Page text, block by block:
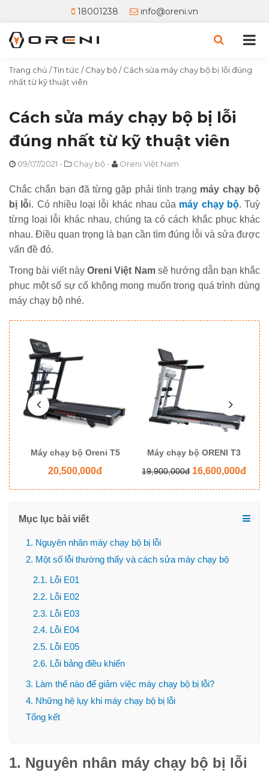
18001238 info@oreni.vn
Trang chủ /Tin tức /Chạy bộ/Cách sửa máy chạy bộ bị lỗi đúng
nhất từ kỹ thuật viên
Cách sửa máy chạy bộ bị lỗi
đúng nhất từ kỹ thuật viên
09/07/2021 - Chạy bộ - Oreni Việt Nam
Chắc chắn bạn đã từng gặp phải tình trạng máy chạy bộ
bị lỗi. Có nhiều loại lỗi khác nhau của máy chạy bộ. Tuỳ
từng loại lỗi khác nhau, chúng ta có cách khắc phục khác
nhau. Điều quan trọng là bạn cần tìm đúng lỗi và sửa được
vấn đề đó.
Trong bài viết nàyOreni Việt Namsẽ hướng dẫn bạn khắc
phục một số sự cố không mong muốn trong quá trình dùng
máy chạy bộ nhé.
Máy chạy bộ Oreni T5
20,500,000đ
Máy chạy bộ ORENI T3
19,900,000đ 16,600,000đ
Mục lục bài viết
1. Nguyên nhân máy chạy bộ bị lỗi
2. Một số lỗi thường thấy và cách sửa máy chạy bộ
2.1. Lỗi E01
2.2. Lỗi E02
2.3. Lỗi E03
2.4. Lỗi E04
2.5. Lỗi E05
2.6. Lỗi bảng điều khiển
3. Làm thế nào để giảm việc máy chạy bộ bị lỗi?
4. Những hệ lụy khi máy chạy bộ bị lỗi
Tổng kết
1. Nguyên nhân máy chạy bộ bị lỗi